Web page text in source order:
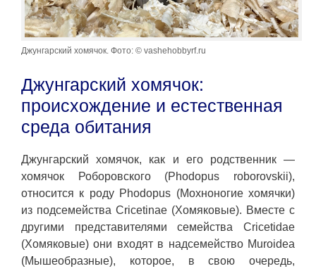
Джунгарский хомячок. Фото: © vashehobbyrf.ru
Джунгарский хомячок:
происхождение и естественная
среда обитания
Джунгарский хомячок, как и его родственник —
хомячок Роборовского (Phodopus roborovskii),
относится к роду Phodopus (Мохноногие хомячки)
из подсемейства Cricetinae (Хомяковые). Вместе с
другими представителями семейства Cricetidae
(Хомяковые) они входят в надсемейство Muroidea
(Мышеобразные), которое, в свою очередь,